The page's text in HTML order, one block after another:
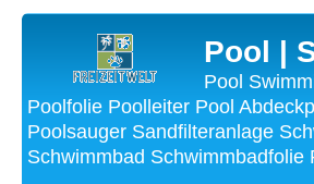
Pool |
Pool
Poolfolie Poolleiter Pool
Poolsauger Sandfilteranlage
Schwimmbad